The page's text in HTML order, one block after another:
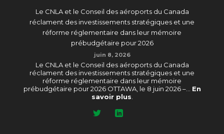
Le CNLA et le Conseil des aéroports du Canada
réclament des investissements stratégiques et une
réforme réglementaire dans leur mémoire
prébudgétaire pour 2026
juin 8, 2026
Le CNLA et le Conseil des aéroports du Canada
réclament des investissements stratégiques et une
réforme réglementaire dans leur mémoire
prébudgétaire pour 2026 OTTAWA, le 8 juin 2026 –... En
savoir plus